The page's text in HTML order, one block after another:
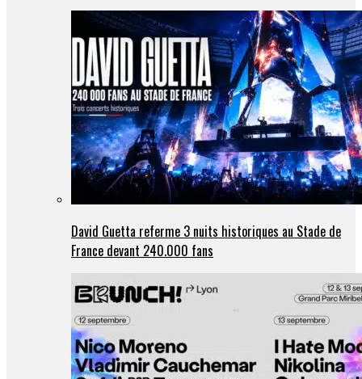
David Guetta referme 3 nuits historiques au Stade de
France devant 240.000 fans